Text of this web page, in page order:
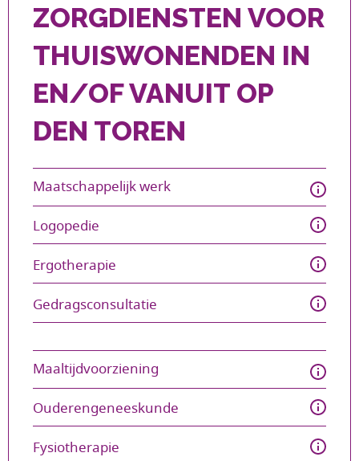
ZORGDIENSTEN VOOR
THUISWONENDEN IN
EN/OF VANUIT OP
DEN TOREN
Maatschappelijk werk
Logopedie
Ergotherapie
Gedragsconsultatie
Maaltijdvoorziening
Ouderengeneeskunde
Fysiotherapie